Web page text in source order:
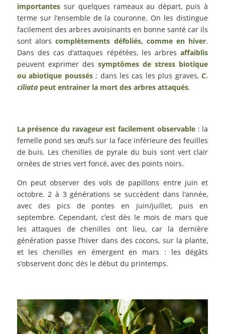
importantessur quelques rameaux au départ, puis à
terme sur l’ensemble de la couronne. On les distingue
facilement des arbres avoisinants en bonne santé car ils
sont alorscomplètements défoliés, comme en hiver.
Dans des cas d’attaques répétées, les arbresaffaiblis
peuvent exprimer des symptômes de stress biotique
ou abiotique poussés; dans les cas les plus graves,C.
ciliatapeut entrainer la mort des arbres attaqués.
La présence du ravageur est facilement observable: la
femelle pond ses œufs sur la face inférieure des feuilles
de buis. Les chenilles de pyrale du buis sont vert clair
ornées de stries vert foncé, avec des points noirs.
On peut observer des vols de papillons entre juin et
octobre. 2 à 3 générations se succèdent dans l’année,
avec des pics de pontes en juin/juillet, puis en
septembre. Cependant, c’est dès le mois de mars que
les attaques de chenilles ont lieu, car la dernière
génération passe l’hiver dans des cocons, sur la plante,
et les chenilles en émergent en mars : les dégâts
s’observent donc dès le début du printemps.